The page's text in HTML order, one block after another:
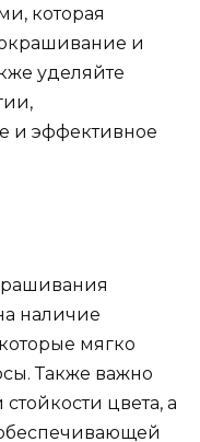
которая
и
уделяйте
и эффективное
наличие
мягко
Также важно
цвета, а